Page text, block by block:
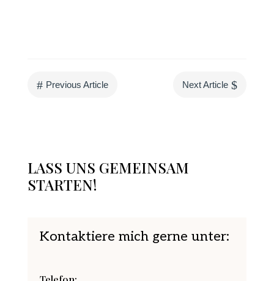
# Previous Article Next Article $
LASS UNS GEMEINSAM
STARTEN!
Kontaktiere mich gerne unter: